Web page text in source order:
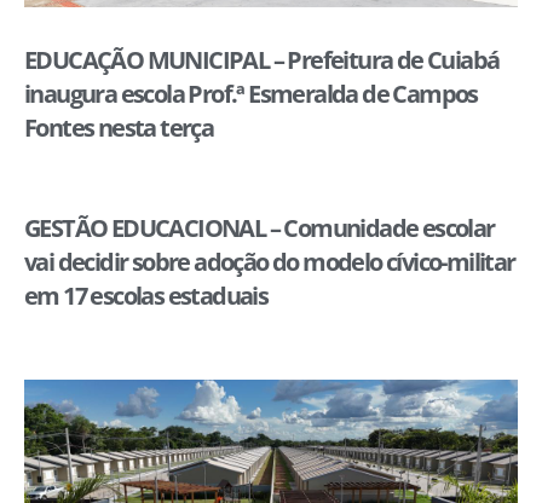
EDUCAÇÃO MUNICIPAL – Prefeitura de Cuiabá
inaugura escola Prof.ª Esmeralda de Campos
Fontes nesta terça
GESTÃO EDUCACIONAL – Comunidade escolar
vai decidir sobre adoção do modelo cívico-militar
em 17 escolas estaduais